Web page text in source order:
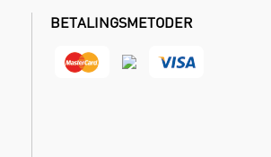
BETALINGSMETODER